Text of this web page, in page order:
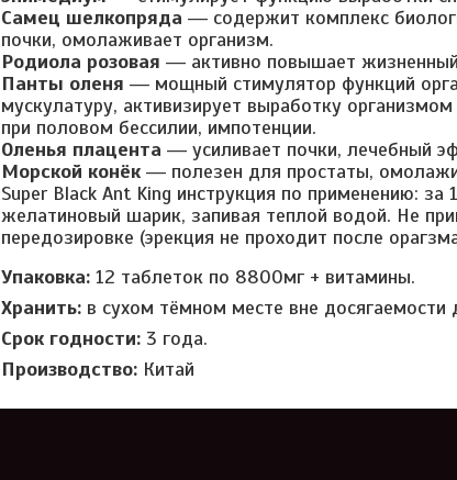
Самец шелкопряда ― содержит комплекс
почки, омолаживает организм.
Родиола розовая ― активно повышает
Панты оленя ― мощный стимулятор функций
мускулатуру, активизирует выработку
при половом бессилии, импотенции.
Оленья плацента ― усиливает почки, лечебный
Морской конёк ― полезен для простаты,
Super Black Ant King инструкция по применению:
желатиновый шарик, запивая теплой водой. Не
передозировке (эрекция не проходит после
Упаковка: 12 таблеток по 8800мг + витамины.
Хранить: в сухом тёмном месте вне досягаемости
Срок годности: 3 года.
Производство: Китай